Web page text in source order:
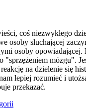
coś niezwykłego
osoby słuchającej
osoby opowiadającej.
"sprzężeniem mózgu".
na dzielenie się
lepiej rozumieć i
przekazać.